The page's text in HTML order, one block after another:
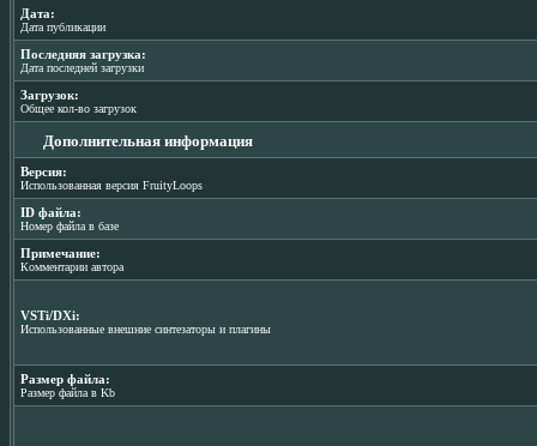
Дата:
Дата публикации
Последняя загрузка:
Дата последней загрузки
Загрузок:
Общее кол-во загрузок
Дополнительная информация
Версия:
Использованная версия FruityLoops
ID файла:
Номер файла в базе
Примечание:
Комментарии автора
VSTi/DXi:
Использованные внешние синтезаторы и плагины
Размер файла:
Размер файла в Kb